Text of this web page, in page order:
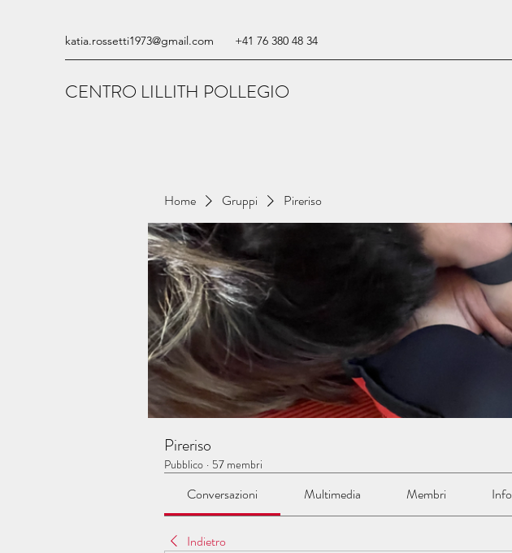
katia.rossetti1973@gmail.com +41 76 380 48 34
CENTRO LILLITH POLLEGIO
Home Gruppi Pireriso
Pireriso
Pubblico · 57 membri
Conversazioni Multimedia Membri Info
Indietro